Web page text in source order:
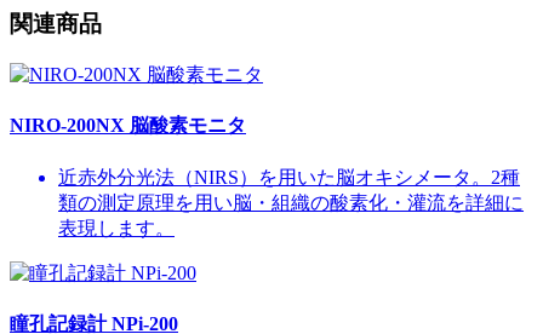
関連商品
NIRO-200NX 脳酸素モニタ
近赤外分光法（NIRS）を用いた脳オキシメータ。2種
類の測定原理を用い脳・組織の酸素化・灌流を詳細に
表現します。
瞳孔記録計 NPi-200